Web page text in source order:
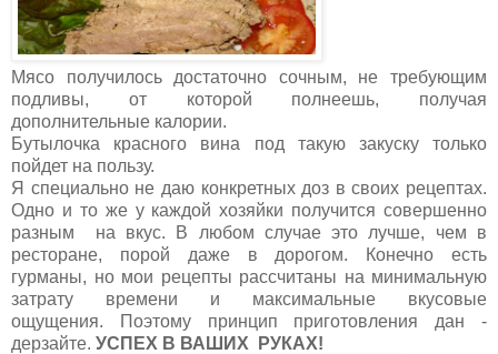
Мясо получилось достаточно сочным, не требующим
подливы, от которой полнеешь, получая
дополнительные калории.
Бутылочка красного вина под такую закуску только
пойдет на пользу.
Я специально не даю конкретных доз в своих рецептах.
Одно и то же у каждой хозяйки получится совершенно
разным на вкус. В любом случае это лучше, чем в
ресторане, порой даже в дорогом. Конечно есть
гурманы, но мои рецепты рассчитаны на минимальную
затрату времени и максимальные вкусовые
ощущения. Поэтому принцип приготовления дан -
дерзайте. УСПЕХ В ВАШИХ РУКАХ!